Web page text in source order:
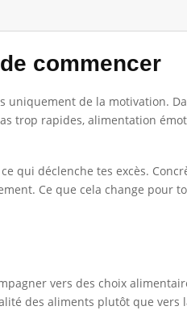
commencer
uniquement de la motivation.
trop rapides, alimentation
qui déclenche tes excès.
Ce que cela change pour
vers des choix
des aliments plutôt que vers